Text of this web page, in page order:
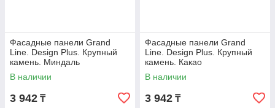
Фасадные панели Grand
Line. Design Plus. Крупный
камень. Миндаль
В наличии
3 942 ₸
Фасадные панели Grand
Line. Design Plus. Крупный
камень. Какао
В наличии
3 942 ₸